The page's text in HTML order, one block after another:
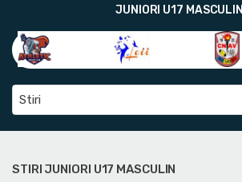
JUNIORI U17 MASCULIN
Stiri
STIRI JUNIORI U17 MASCULIN